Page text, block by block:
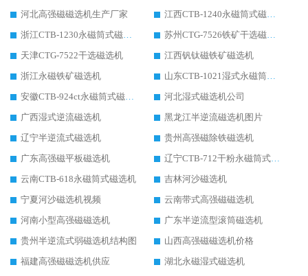
河北高强磁磁选机生产厂家
江西CTB-1240永磁筒式磁选机厂家
浙江CTB-1230永磁筒式磁选机生产厂家
苏州CTG-7526铁矿干选磁选机
天津CTG-7522干选磁选机
江西钒钛磁铁矿磁选机
浙江永磁铁矿磁选机
山东CTB-1021湿式永磁筒式磁选机
安徽CTB-924ct永磁筒式磁选机
河北湿式磁选机公司
广西湿式逆流磁选机
黑龙江半逆流磁选机图片
辽宁半逆流式磁选机
贵州高强磁除铁磁选机
广东高强磁平板磁选机
辽宁CTB-712干粉永磁筒式磁选机
云南CTB-618永磁筒式磁选机
吉林河沙磁选机
宁夏河沙磁选机视频
云南带式高强磁磁选机
河南小型高强磁磁选机
广东半逆流型滚筒磁选机
贵州半逆流式弱磁选机结构图
山西高强磁磁选机价格
福建高强磁磁选机供应
湖北永磁湿式磁选机